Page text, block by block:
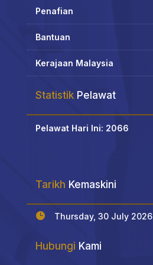
Penafian
Bantuan
Kerajaan Malaysia
Statistik Pelawat
Pelawat Hari Ini: 2066
Tarikh Kemaskini
 Thursday, 30 July 2026
Hubungi Kami